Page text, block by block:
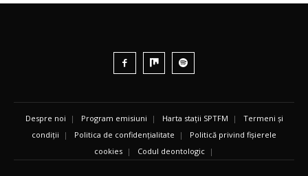
Despre noi | Program emisiuni | Harta stații SPTFM | Termeni și
condiții | Politica de confidențialitate | Politică privind fișierele
cookies | Codul deontologic |